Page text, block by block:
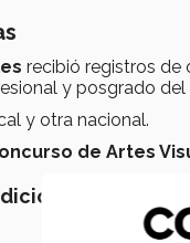
recibió registros de
y posgrado del
y otra nacional.
de Artes